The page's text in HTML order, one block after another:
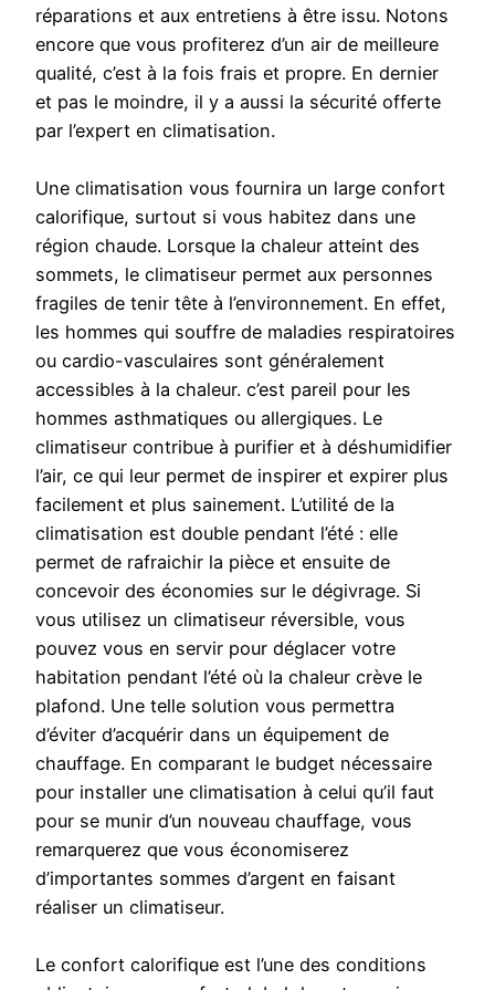
réparations et aux entretiens à être issu. Notons
encore que vous profiterez d’un air de meilleure
qualité, c’est à la fois frais et propre. En dernier
et pas le moindre, il y a aussi la sécurité offerte
par l’expert en climatisation.
Une climatisation vous fournira un large confort
calorifique, surtout si vous habitez dans une
région chaude. Lorsque la chaleur atteint des
sommets, le climatiseur permet aux personnes
fragiles de tenir tête à l’environnement. En effet,
les hommes qui souffre de maladies respiratoires
ou cardio-vasculaires sont généralement
accessibles à la chaleur. c’est pareil pour les
hommes asthmatiques ou allergiques. Le
climatiseur contribue à purifier et à déshumidifier
l’air, ce qui leur permet de inspirer et expirer plus
facilement et plus sainement. L’utilité de la
climatisation est double pendant l’été : elle
permet de rafraichir la pièce et ensuite de
concevoir des économies sur le dégivrage. Si
vous utilisez un climatiseur réversible, vous
pouvez vous en servir pour déglacer votre
habitation pendant l’été où la chaleur crève le
plafond. Une telle solution vous permettra
d’éviter d’acquérir dans un équipement de
chauffage. En comparant le budget nécessaire
pour installer une climatisation à celui qu’il faut
pour se munir d’un nouveau chauffage, vous
remarquerez que vous économiserez
d’importantes sommes d’argent en faisant
réaliser un climatiseur.
Le confort calorifique est l’une des conditions